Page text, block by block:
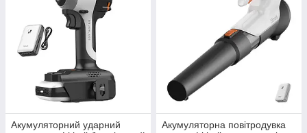
Акумуляторний ударний
Акумуляторна повітродувка